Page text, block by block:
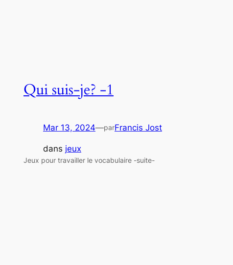
Qui suis-je? -1
Mar 13, 2024—parFrancis Jost
dans jeux
Jeux pour travailler le vocabulaire -suite-